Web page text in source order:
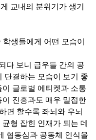
교내의 분위기가 생기
생들에게 어떤 모습이
다 보니 급우들 간의 공
단결하는 모습이 보기 좋
글로벌 에티켓과 소통
진흥과도 매우 밀접한
면 할수록 좌뇌와 우뇌
형 잡힌 인재가 되는 데
협동심과 공동체 인식을